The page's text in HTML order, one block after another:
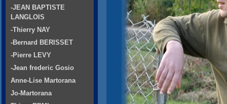
-JEAN BAPTISTE
LANGLOIS
-Thierry NAY
-Bernard BERISSET
-Pierre LEVY
-Jean frederic Gosio
Anne-Lise Martorana
Jo-Martorana